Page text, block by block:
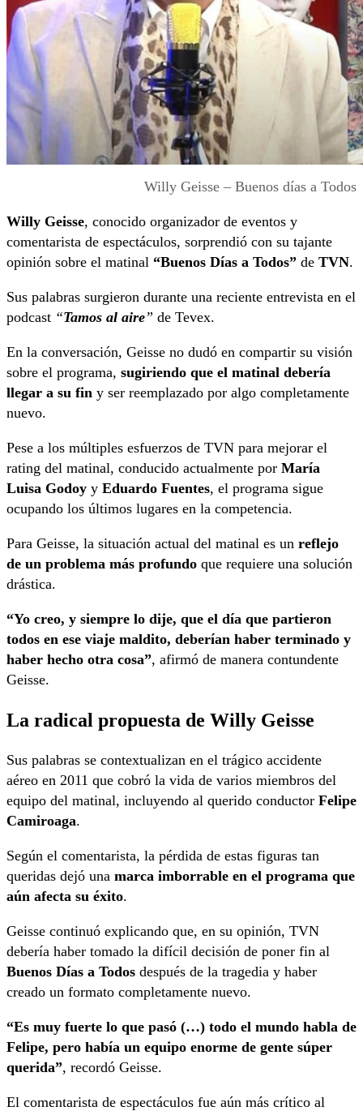
Willy Geisse – Buenos días a Todos
Willy Geisse, conocido organizador de eventos y
comentarista de espectáculos, sorprendió con su tajante
opinión sobre el matinal “Buenos Días a Todos” de TVN.
Sus palabras surgieron durante una reciente entrevista en el
podcast “Tamos al aire” de Tevex.
En la conversación, Geisse no dudó en compartir su visión
sobre el programa, sugiriendo que el matinal debería
llegar a su fin y ser reemplazado por algo completamente
nuevo.
Pese a los múltiples esfuerzos de TVN para mejorar el
rating del matinal, conducido actualmente por María
Luisa Godoy y Eduardo Fuentes, el programa sigue
ocupando los últimos lugares en la competencia.
Para Geisse, la situación actual del matinal es un reflejo
de un problema más profundo que requiere una solución
drástica.
“Yo creo, y siempre lo dije, que el día que partieron
todos en ese viaje maldito, deberían haber terminado y
haber hecho otra cosa”, afirmó de manera contundente
Geisse.
La radical propuesta de Willy Geisse
Sus palabras se contextualizan en el trágico accidente
aéreo en 2011 que cobró la vida de varios miembros del
equipo del matinal, incluyendo al querido conductor Felipe
Camiroaga.
Según el comentarista, la pérdida de estas figuras tan
queridas dejó una marca imborrable en el programa que
aún afecta su éxito.
Geisse continuó explicando que, en su opinión, TVN
debería haber tomado la difícil decisión de poner fin al
Buenos Días a Todos después de la tragedia y haber
creado un formato completamente nuevo.
“Es muy fuerte lo que pasó (…) todo el mundo habla de
Felipe, pero había un equipo enorme de gente súper
querida”, recordó Geisse.
El comentarista de espectáculos fue aún más crítico al